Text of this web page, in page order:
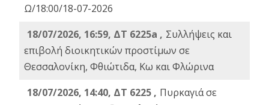
Ω/18:00/18-07-2026
18/07/2026, 16:59, ΔT 6225a , Συλλήψεις και
επιβολή διοικητικών προστίμων σε
Θεσσαλονίκη, Φθιώτιδα, Κω και Φλώρινα
18/07/2026, 14:40, ΔΤ 6225 , Πυρκαγιά σε